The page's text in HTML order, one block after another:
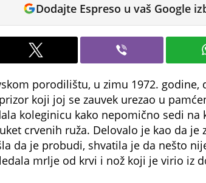
Dodajte Espreso u vaš Google
porodilištu, u zimu 1972. godine,
koji joj se zauvek urezao u
koleginicu kako nepomično sedi na
crvenih ruža. Delovalo je kao da je
da je probudi, shvatila je da nešto
mrlje od krvi i nož koji je virio iz